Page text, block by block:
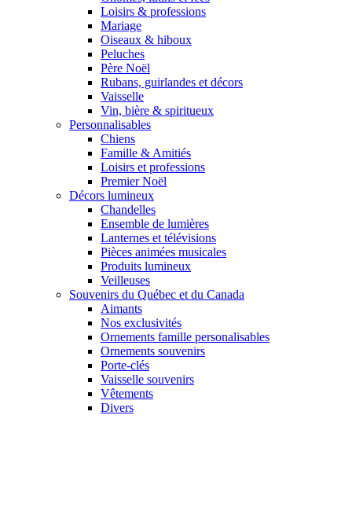
Loisirs & professions
Mariage
Oiseaux & hiboux
Peluches
Père Noël
Rubans, guirlandes et décors
Vaisselle
Vin, bière & spiritueux
Personnalisables
Chiens
Famille & Amitiés
Loisirs et professions
Premier Noël
Décors lumineux
Chandelles
Ensemble de lumières
Lanternes et télévisions
Pièces animées musicales
Produits lumineux
Veilleuses
Souvenirs du Québec et du Canada
Aimants
Nos exclusivités
Ornements famille personalisables
Ornements souvenirs
Porte-clés
Vaisselle souvenirs
Vêtements
Divers